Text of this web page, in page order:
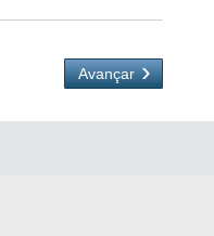
Avançar